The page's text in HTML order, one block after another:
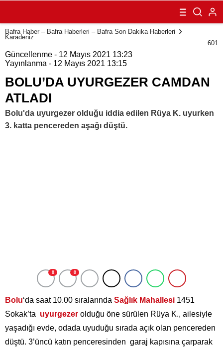
CAMDAN
ATLADI
Bafra Haber – Bafra Haberleri – Bafra Son Dakika Haberleri
Karadeniz
601
Güncellenme - 12 Mayıs 2021 13:23
Yayınlanma - 12 Mayıs 2021 13:15
BOLU’DA UYURGEZER CAMDAN
ATLADI
Bolu'da uyurgezer olduğu iddia edilen Rüya K. uyurken
3. katta pencereden aşağı düştü.
0 0
Bolu‘da saat 10.00 sıralarında Sağlık Mahallesi 1451
Sokak’ta uyurgezer olduğu öne sürülen Rüya K., ailesiyle
yaşadığı evde, odada uyuduğu sırada açık olan pencereden
düştü. 3’üncü katın penceresinden garaj kapısına çarparak